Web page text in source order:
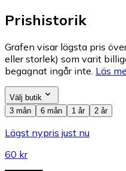
Prishistorik
Grafen visar lägsta pris
eller storlek) som varit
begagnat ingår inte. Läs
Välj butik
3 mån
6 mån 1 år 2 år
Lägst nypris just nu
60 kr